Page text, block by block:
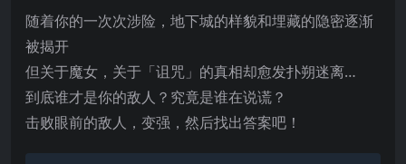
随着你的一次次涉险，地下城的样貌和埋藏的隐密逐渐
被揭开
但关于魔女，关于「诅咒」的真相却愈发扑朔迷离…
到底谁才是你的敌人？究竟是谁在说谎？
击败眼前的敌人，变强，然后找出答案吧！